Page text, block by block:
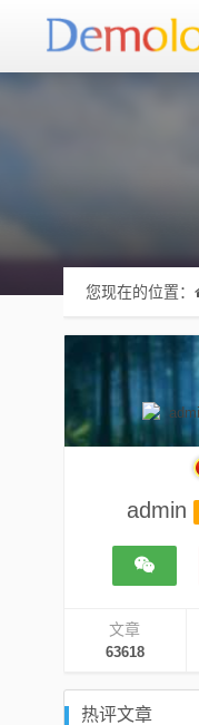
您现在的位置：
admin
文章
63618
热评文章